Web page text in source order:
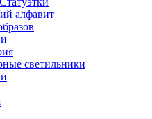
алфавит
светильники